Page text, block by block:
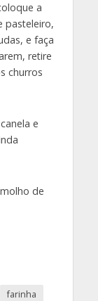
a
pasteleiro,
e faça
retire
churros
e
de
farinha